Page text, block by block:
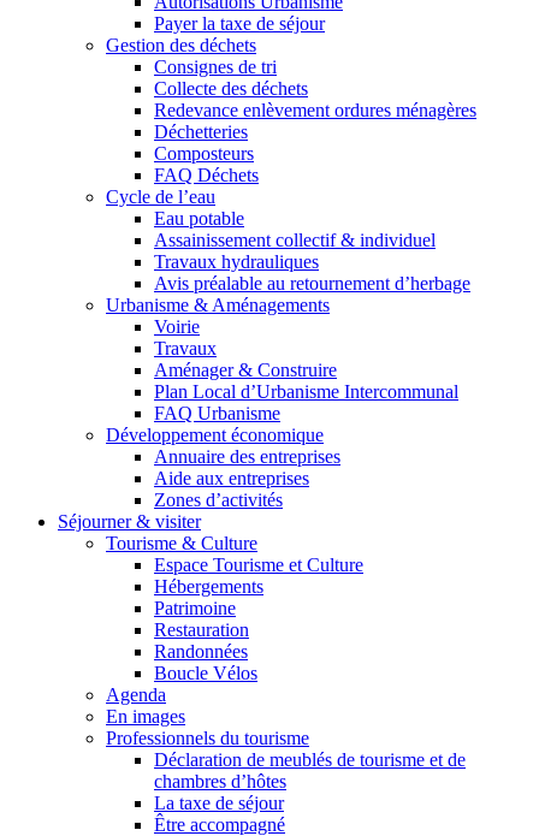
Payer la taxe de séjour
Gestion des déchets
Consignes de tri
Collecte des déchets
Redevance enlèvement ordures ménagères
Déchetteries
Composteurs
FAQ Déchets
Cycle de l’eau
Eau potable
Assainissement collectif & individuel
Travaux hydrauliques
Avis préalable au retournement d’herbage
Urbanisme & Aménagements
Voirie
Travaux
Aménager & Construire
Plan Local d’Urbanisme Intercommunal
FAQ Urbanisme
Développement économique
Annuaire des entreprises
Aide aux entreprises
Zones d’activités
Séjourner & visiter
Tourisme & Culture
Espace Tourisme et Culture
Hébergements
Patrimoine
Restauration
Randonnées
Boucle Vélos
Agenda
En images
Professionnels du tourisme
Déclaration de meublés de tourisme et de
chambres d’hôtes
La taxe de séjour
Être accompagné